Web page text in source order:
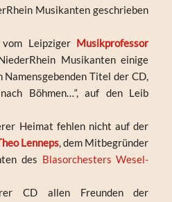
Musikanten geschrieben
Leipziger Musikprofessor
Musikanten einige
Namensgebenden Titel der CD,
Böhmen…“, auf den Leib
Heimat fehlen nicht auf der
Lenneps, dem Mitbegründer
des Blasorchesters Wesel-
CD allen Freunden der